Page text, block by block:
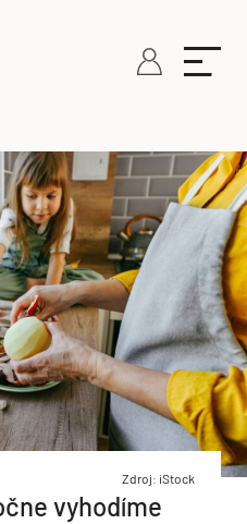
Zdroj: iStock
vyhodíme